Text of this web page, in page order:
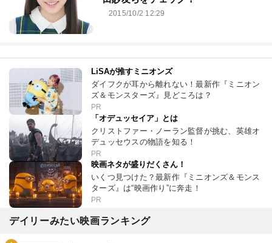
2015/10/2 12:29
LiSAが推すミニオンズ
ダイフクが耳から離れない！最新作『ミニオン
ズ＆モンスターズ』見どころは？
PR
「オデュッセイア」とは
クリストファー・ノーラン監督が挑む、英雄オ
デュッセウスの物語を知る！
PR
映画ネタが盛りだくさん！
いくつ見つけた？最新作『ミニオンズ＆モンス
ターズ』は“映画作り”に奔走！
PR
デイリーみたい映画ランキング